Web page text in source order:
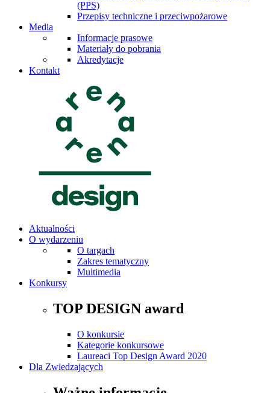
(PPS)
Przepisy techniczne i przeciwpożarowe
Media
Informacje prasowe
Materiały do pobrania
Akredytacje
Kontakt
Aktualności
O wydarzeniu
O targach
Zakres tematyczny
Multimedia
Konkursy
TOP DESIGN award
O konkursie
Kategorie konkursowe
Laureaci Top Design Award 2020
Dla Zwiedzających